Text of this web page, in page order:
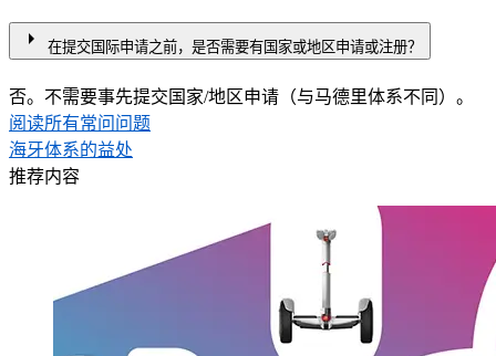
arrow_right 在提交国际申请之前，是否需要有国家或地区申请或注册？
否。不需要事先提交国家/地区申请（与马德里体系不同）。
阅读所有常问问题
海牙体系的益处
推荐内容